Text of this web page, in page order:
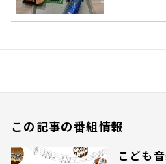
この記事の番組情報
こども